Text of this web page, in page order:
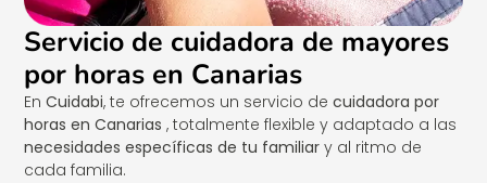
Servicio de cuidadora de mayores
por horas en Canarias
EnCuidabi, te ofrecemos un servicio decuidadora por
horas en Canarias, totalmente flexible y adaptado a las
necesidades específicas de tu familiar y al ritmo de
cada familia.